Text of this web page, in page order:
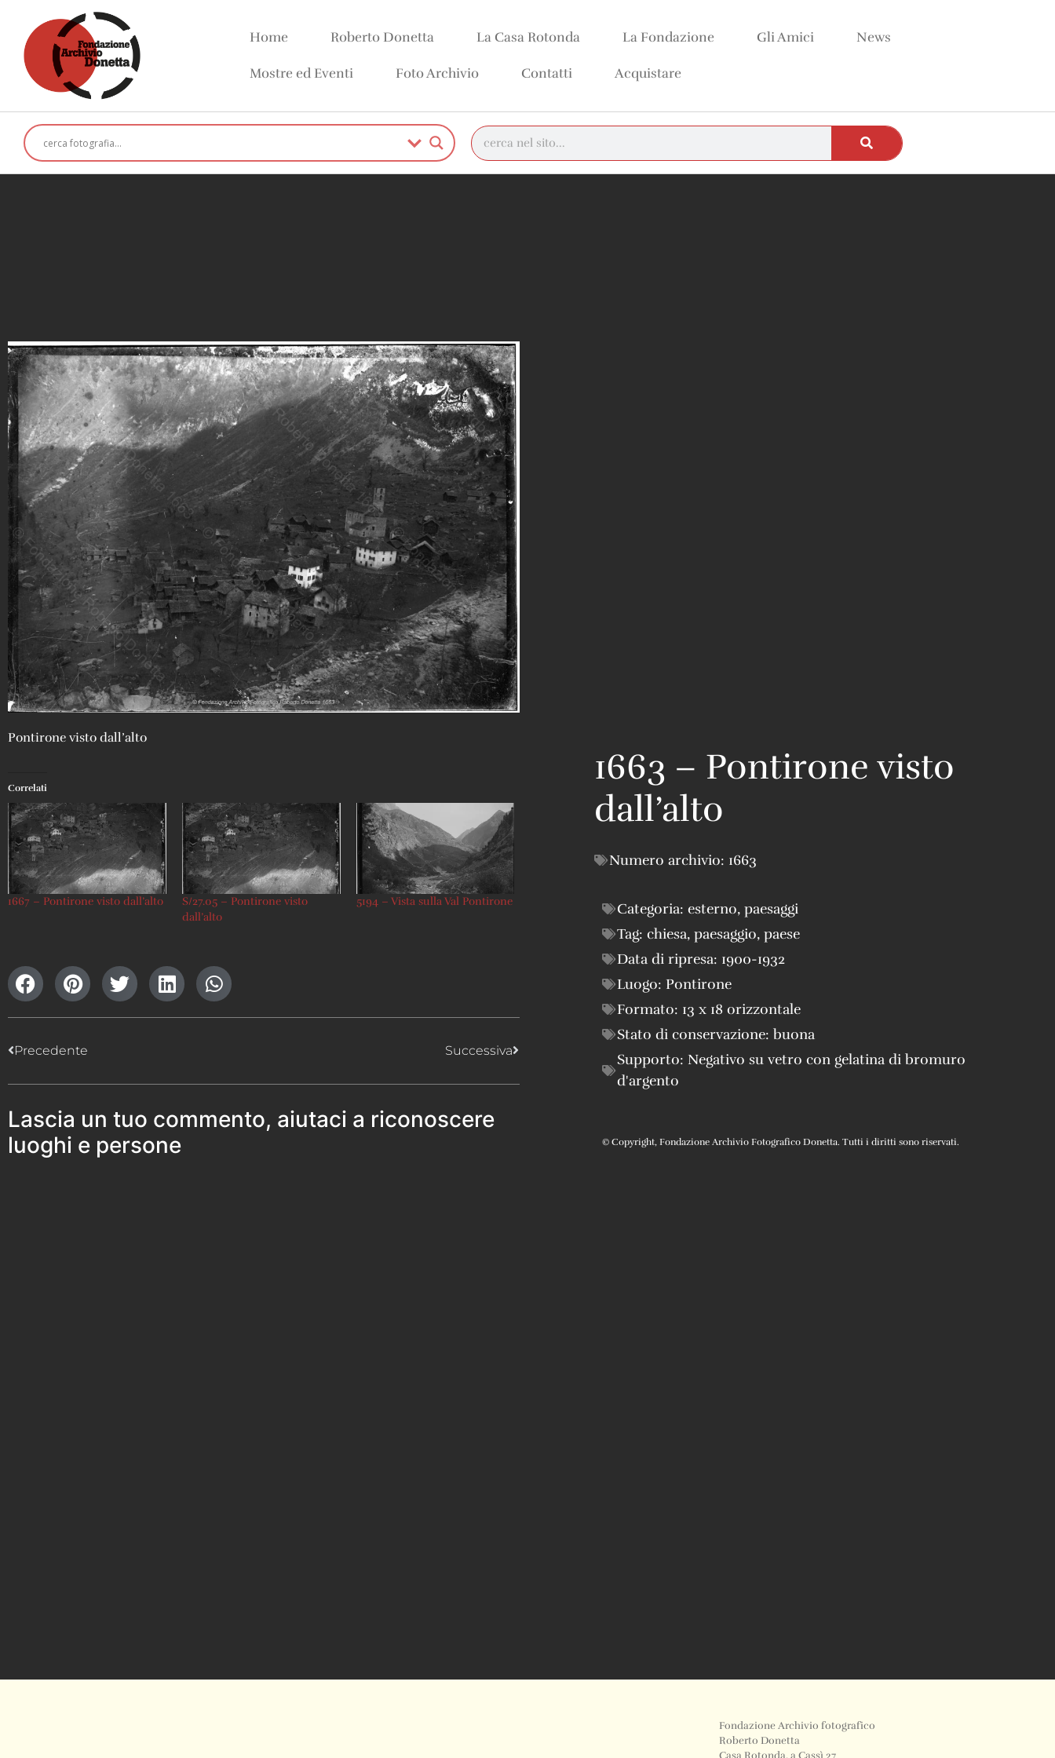
Home Roberto Donetta La Casa Rotonda La Fondazione Gli Amici News
Mostre ed Eventi Foto Archivio Contatti Acquistare
Pontirone visto dall’alto
Correlati
1667 – Pontirone visto dall’alto
S/27.05 – Pontirone visto
dall’alto
5194 – Vista sulla Val Pontirone
Precedente Successiva
Lascia un tuo commento, aiutaci a riconoscere
luoghi e persone
1663 – Pontirone visto
dall’alto
Numero archivio: 1663
Categoria: esterno, paesaggi
Tag: chiesa, paesaggio, paese
Data di ripresa: 1900-1932
Luogo: Pontirone
Formato: 13 x 18 orizzontale
Stato di conservazione: buona
Supporto: Negativo su vetro con gelatina di bromuro
d'argento
© Copyright, Fondazione Archivio Fotografico Donetta. Tutti i diritti sono riservati.
Fondazione Archivio fotografico
Roberto Donetta